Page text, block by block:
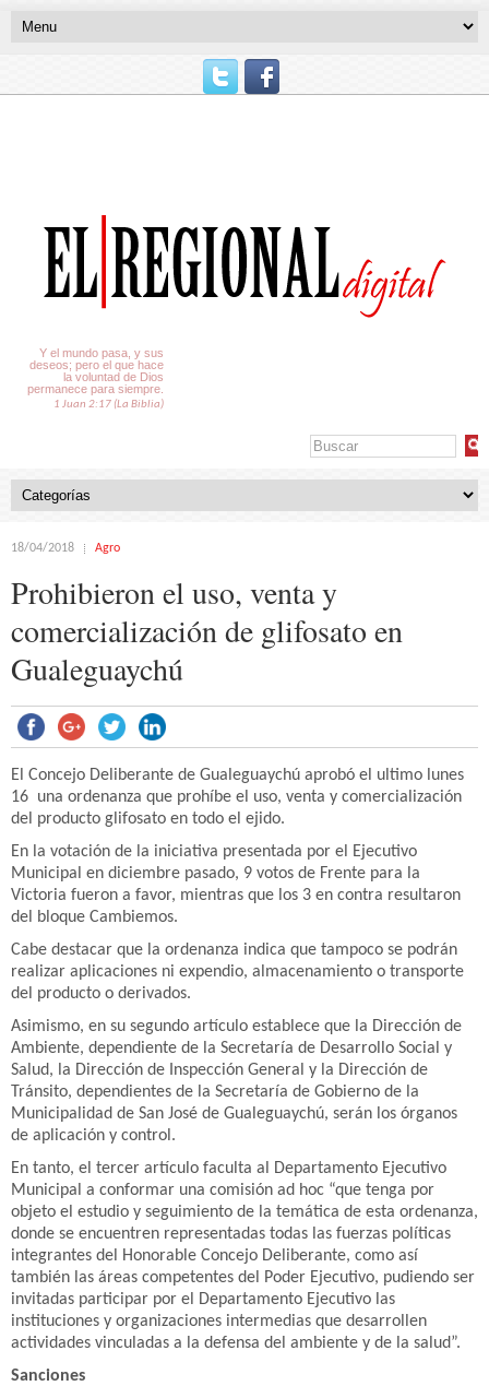
Y el mundo pasa, y sus
deseos; pero el que hace
la voluntad de Dios
permanece para siempre.
1 Juan 2:17 (La Biblia)
18/04/2018 Agro
Prohibieron el uso, venta y
comercialización de glifosato en
Gualeguaychú
El Concejo Deliberante de Gualeguaychú aprobó el ultimo lunes
16 una ordenanza que prohíbe el uso, venta y comercialización
del producto glifosato en todo el ejido.
En la votación de la iniciativa presentada por el Ejecutivo
Municipal en diciembre pasado, 9 votos de Frente para la
Victoria fueron a favor, mientras que los 3 en contra resultaron
del bloque Cambiemos.
Cabe destacar que la ordenanza indica que tampoco se podrán
realizar aplicaciones ni expendio, almacenamiento o transporte
del producto o derivados.
Asimismo, en su segundo artículo establece que la Dirección de
Ambiente, dependiente de la Secretaría de Desarrollo Social y
Salud, la Dirección de Inspección General y la Dirección de
Tránsito, dependientes de la Secretaría de Gobierno de la
Municipalidad de San José de Gualeguaychú, serán los órganos
de aplicación y control.
En tanto, el tercer artículo faculta al Departamento Ejecutivo
Municipal a conformar una comisión ad hoc “que tenga por
objeto el estudio y seguimiento de la temática de esta ordenanza,
donde se encuentren representadas todas las fuerzas políticas
integrantes del Honorable Concejo Deliberante, como así
también las áreas competentes del Poder Ejecutivo, pudiendo ser
invitadas participar por el Departamento Ejecutivo las
instituciones y organizaciones intermedias que desarrollen
actividades vinculadas a la defensa del ambiente y de la salud”.
Sanciones